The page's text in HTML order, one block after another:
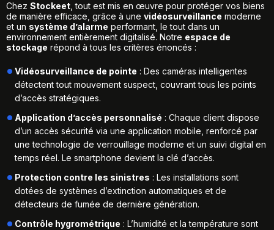
Chez Stockeet , tout est mis en œuvre pour protéger vos biens
de manière efficace, grâce à une vidéosurveillance moderne
et un système d’alarme performant, le tout dans un
environnement entièrement digitalisé. Notre espace de
stockage répond à tous les critères énoncés :
Vidéosurveillance de pointe : Des caméras intelligentes
détectent tout mouvement suspect, couvrant tous les points
d’accès stratégiques.
Application d’accès personnalisé : Chaque client dispose
d’un accès sécurité via une application mobile, renforcé par
une technologie de verrouillage moderne et un suivi digital en
temps réel. Le smartphone devient la clé d’accès.
Protection contre les sinistres : Les installations sont
dotées de systèmes d’extinction automatiques et de
détecteurs de fumée de dernière génération.
Contrôle hygrométrique : L’humidité et la température sont